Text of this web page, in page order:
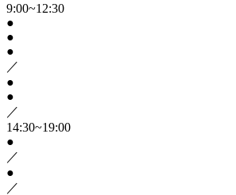
9:00~12:30
●
●
●
／
●
●
／
14:30~19:00
●
／
●
／